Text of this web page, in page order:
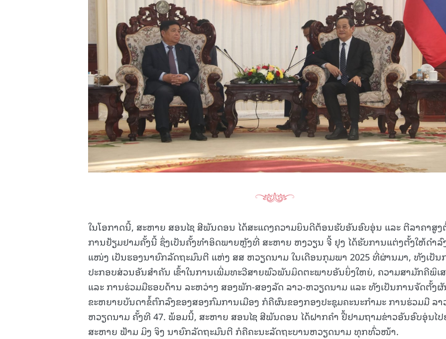
ໃນໂອກາດນີ້, ສະຫາຍ ສອນໄຊ ສີພັນດອນ ໄດ້ສະແດງຄວາມຍິນດີຕ້ອນຮັບອັນອົບອຸ່ນ ແລະ ຕີລາຄາສູງ
ການຢ້ຽມຢາມຄັ້ງນີ້ ຊຶ່ງເປັນຄັ້ງທໍາອິດພາຍຫຼັງທີ່ ສະຫາຍ ຫງວຽນ ຈີ້ ຢຸງ ໄດ້ຮັບການແຕ່ງຕັ້ງໃຫ້ດໍາລົ
ແໜ່ງ ເປັນຮອງນາຍົກລັດຖະມົນຕີ ແຫ່ງ ສສ ຫວຽດນາມ ໃນເດືອນກຸມພາ 2025 ທີ່ຜ່ານມາ, ທັງເປັນ
ປະກອບສ່ວນອັນສໍາຄັນ ເຂົ້າໃນການເພີ່ມທະວີສາຍພົວພັນມິດຕະພາບອັນຍິ່ງໃຫຍ່, ຄວາມສາມັກຄີພິເ
ແລະ ການຮ່ວມມືຮອບດ້ານ ລະຫວ່າງ ສອງພັກ-ສອງລັດ ລາວ-ຫວຽດນາມ ແລະ ທັງເປັນການຈັດຕັ້ງຜັ
ຂະຫຍາຍບັນດາຂໍ້ຕົກລົງຂອງສອງກົມການເມືອງ ກໍຄືຜົນຂອງກອງປະຊຸມຄະນະກໍາມະ ການຮ່ວມມື ລາ
ຫວຽດນາມ ຄັ້ງທີ 47. ພ້ອມນີ້, ສະຫາຍ ສອນໄຊ ສີພັນດອນ ໄດ້ຝາກຄໍາ ຢື້ຢາມຖາມຂ່າວອັນອົບອຸ່ນໄປ
ສະຫາຍ ຟ້າມ ມິງ ຈິງ ນາຍົກລັດຖະມົນຕີ ກໍຄືຄະນະລັດຖະບານຫວຽດນາມ ທຸກທົ່ວໜ້າ.